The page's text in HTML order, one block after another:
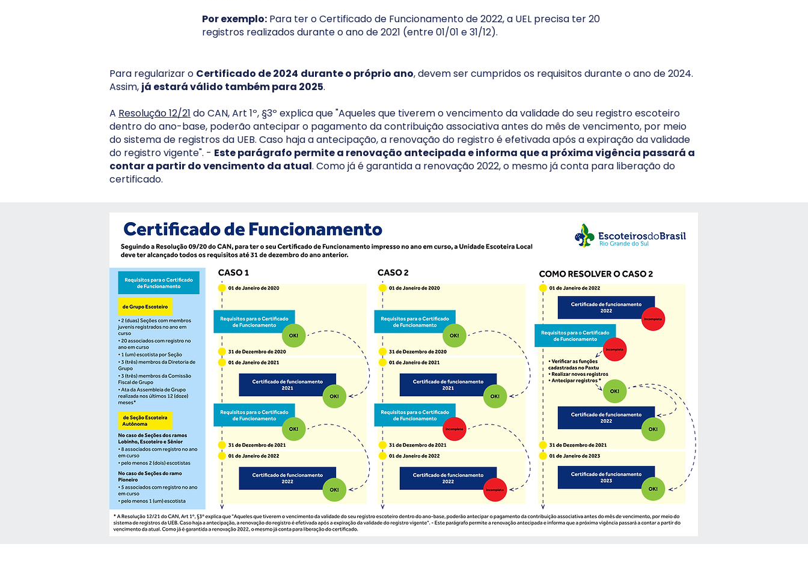
Por exemplo: Para ter o Certificado de Funcionamento de 2022, a UEL precisa ter 20
registros realizados durante o ano de 2021 (entre 01/01 e 31/12).
Para regularizar o Certificado de 2024 durante o próprio ano, devem ser cumpridos os requisitos durante o ano de 2024.
Assim, já estará válido também para 2025.
A Resolução 12/21 do CAN, Art 1º, §3º explica que "Aqueles que tiverem o vencimento da validade do seu registro escoteiro
dentro do ano-base, poderão antecipar o pagamento da contribuição associativa antes do mês de vencimento, por meio
do sistema de registros da UEB. Caso haja a antecipação, a renovação do registro é efetivada após a expiração da validade
do registro vigente". - Este parágrafo permite a renovação antecipada e informa que a próxima vigência passará a
contar a partir do vencimento da atual. Como já é garantida a renovação 2022, o mesmo já conta para liberação do
certificado.